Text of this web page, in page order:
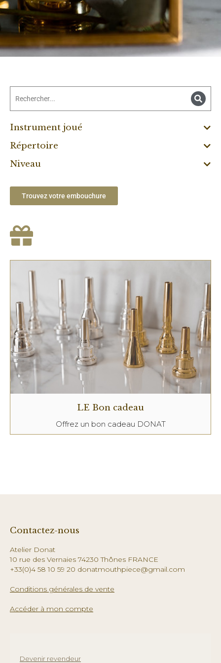
Instrument joué
Répertoire
Niveau
Trouvez votre embouchure
LE Bon cadeau
Offrez un bon cadeau DONAT
Contactez-nous
Atelier Donat
10 rue des Vernaies 74230 Thônes FRANCE
+33(0)4 58 10 59 20 donatmouthpiece@gmail.com
Conditions générales de vente
Accéder à mon compte
Devenir revendeur